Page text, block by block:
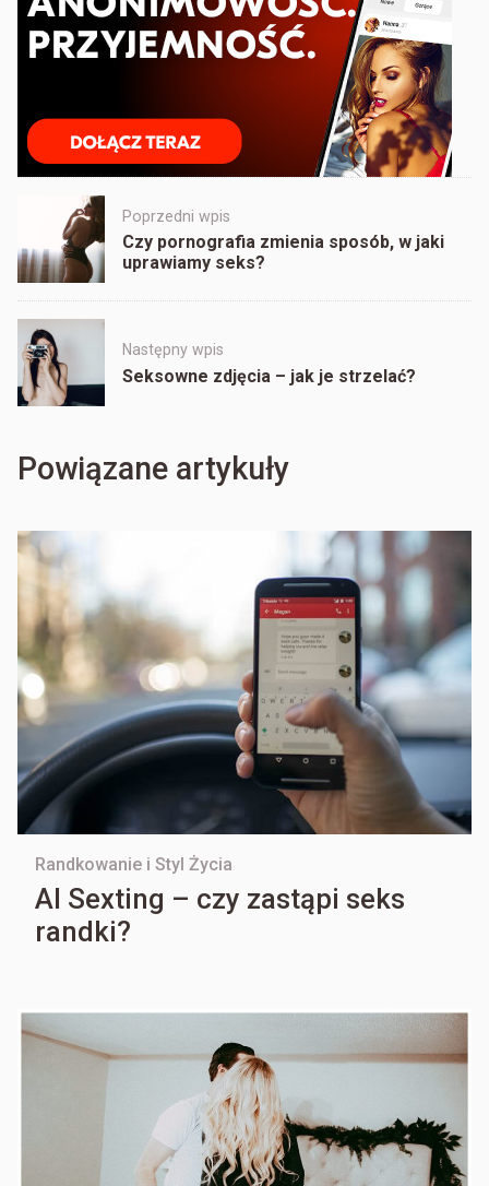
Post
navigation
Poprzedni wpis
Czy pornografia zmienia sposób, w jaki
uprawiamy seks?
Następny wpis
Seksowne zdjęcia – jak je strzelać?
Powiązane artykuły
Randkowanie i Styl Życia
AI Sexting – czy zastąpi seks
randki?